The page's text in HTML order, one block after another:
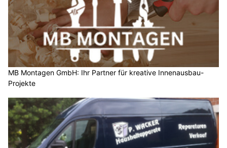
MB Montagen GmbH: Ihr Partner für kreative Innenausbau-
Projekte